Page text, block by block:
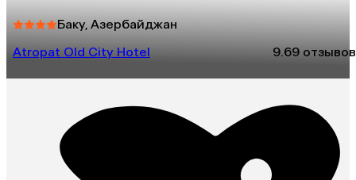
Баку, Азербайджан
Atropat Old City Hotel
9.69 отзывов